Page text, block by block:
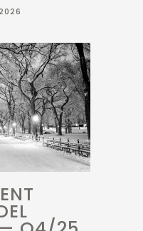
— Q4/25
2026